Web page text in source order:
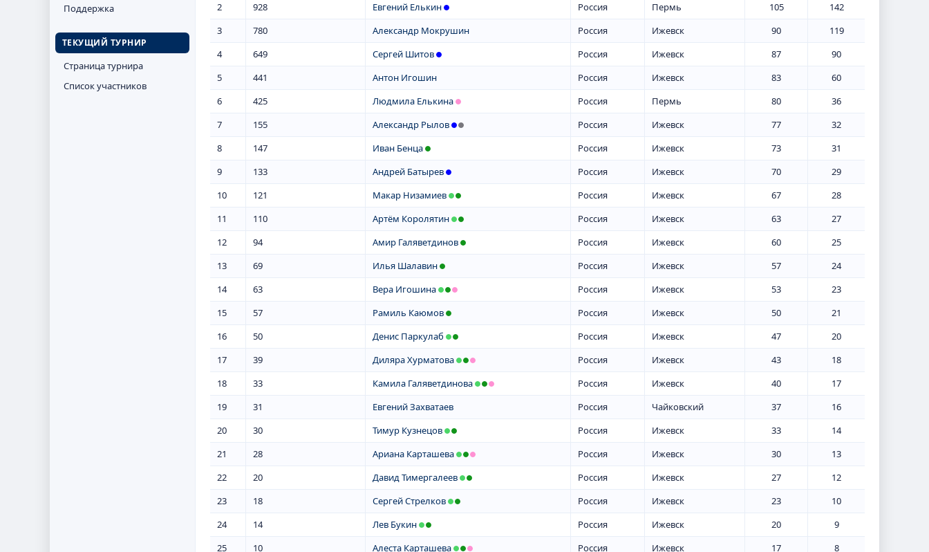
Поддержка
ТЕКУЩИЙ ТУРНИР
Страница турнира
Список участников
2
928 Евгений Елькин Россия Пермь 105
142
3
780 Александр Мокрушин Россия Ижевск 90
119
4
649 Сергей Шитов Россия Ижевск 87
90
5
441 Антон Игошин Россия Ижевск 83
60
6
425 Людмила Елькина Россия Пермь 80
36
7
155 Александр Рылов Россия Ижевск 77
32
8
147 Иван Бенца Россия Ижевск 73
31
9
133 Андрей Батырев Россия Ижевск 70
29
10
121 Макар Низамиев Россия Ижевск 67
28
11
110 Артём Королятин Россия Ижевск 63
27
12
94 Амир Галяветдинов Россия Ижевск 60
25
13
69 Илья Шалавин Россия Ижевск 57
24
14
63 Вера Игошина Россия Ижевск 53
23
15
57 Рамиль Каюмов Россия Ижевск 50
21
16
50 Денис Паркулаб Россия Ижевск 47
20
17
39 Диляра Хурматова Россия Ижевск 43
18
18
33 Камила Галяветдинова Россия Ижевск 40
17
19
31 Евгений Захватаев Россия Чайковский 37
16
20
30 Тимур Кузнецов Россия Ижевск 33
14
21
28 Ариана Карташева Россия Ижевск 30
13
22
20 Давид Тимергалеев Россия Ижевск 27
12
23
18 Сергей Стрелков Россия Ижевск 23
10
24
14 Лев Букин Россия Ижевск 20
9
25
10 Алеста Карташева Россия Ижевск 17 8